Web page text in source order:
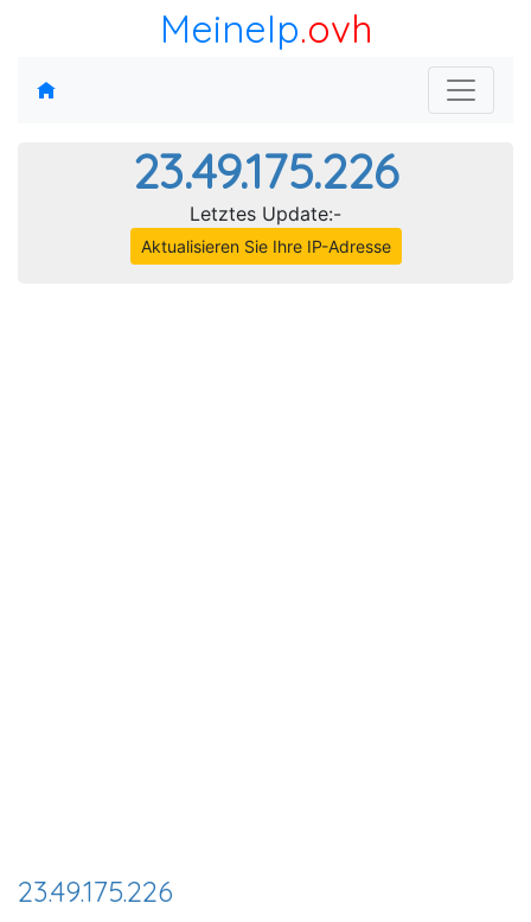
MeineIp.ovh
23.49.175.226
Letztes Update:-
Aktualisieren Sie Ihre IP-Adresse
23.49.175.226